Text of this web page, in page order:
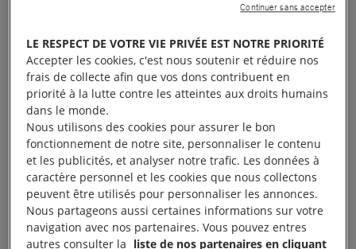
de rendre des comptes au niveau international
assassinat de Jamal Khashoggi
coopération commerciale, notamment lesventes
d’armes, que les différents gouvernements
étrangers entretiennent avec l’Arabie saoudite
semble plus importante que de rendre justice.
À lire aussi :
Arabie saoudite : 10 choses à savoir sur un
royaume cruel
LE RESPECT DE VOTRE VIE PRIVÉE EST NOTRE PRIORITÉ
Accepter les cookies, c'est nous soutenir et réduire nos
frais de collecte afin que vos dons contribuent en
priorité à la lutte contre les atteintes aux droits humains
dans le monde.
Nous utilisons des cookies pour assurer le bon
fonctionnement de notre site, personnaliser le contenu
et les publicités, et analyser notre trafic. Les données à
caractère personnel et les cookies que nous collectons
peuvent être utilisés pour personnaliser les annonces.
Nous partageons aussi certaines informations sur votre
navigation avec nos partenaires. Vous pouvez entres
autres consulter la liste de nos partenaires en cliquant
Continuer sans accepter